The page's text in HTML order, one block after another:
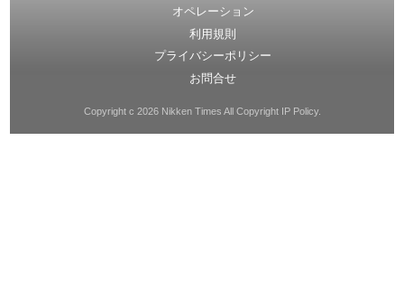
オペレーション
利用規則
プライバシーポリシー
お問合せ
Copyright c 2026 Nikken Times All Copyright IP Policy.